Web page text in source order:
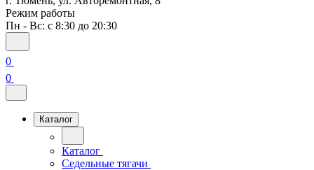
Режим работы
Пн - Вс: с 8:30 до 20:30
0
0
Каталог
Каталог
Седельные тягачи